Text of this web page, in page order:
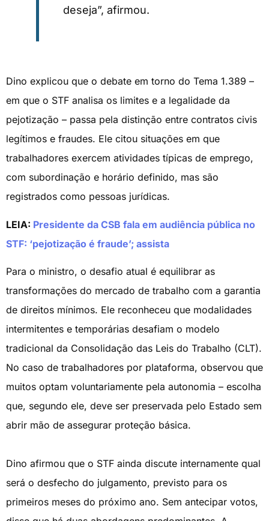
deseja”, afirmou.
Dino explicou que o debate em torno do Tema 1.389 –
em que o STF analisa os limites e a legalidade da
pejotização – passa pela distinção entre contratos civis
legítimos e fraudes. Ele citou situações em que
trabalhadores exercem atividades típicas de emprego,
com subordinação e horário definido, mas são
registrados como pessoas jurídicas.
LEIA: Presidente da CSB fala em audiência pública no
STF: ‘pejotização é fraude’; assista
Para o ministro, o desafio atual é equilibrar as
transformações do mercado de trabalho com a garantia
de direitos mínimos. Ele reconheceu que modalidades
intermitentes e temporárias desafiam o modelo
tradicional da Consolidação das Leis do Trabalho (CLT).
No caso de trabalhadores por plataforma, observou que
muitos optam voluntariamente pela autonomia – escolha
que, segundo ele, deve ser preservada pelo Estado sem
abrir mão de assegurar proteção básica.
Dino afirmou que o STF ainda discute internamente qual
será o desfecho do julgamento, previsto para os
primeiros meses do próximo ano. Sem antecipar votos,